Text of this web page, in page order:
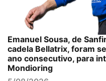
Emanuel Sousa, de
cadela Bellatrix, foram
ano consecutivo, para
Mondioring